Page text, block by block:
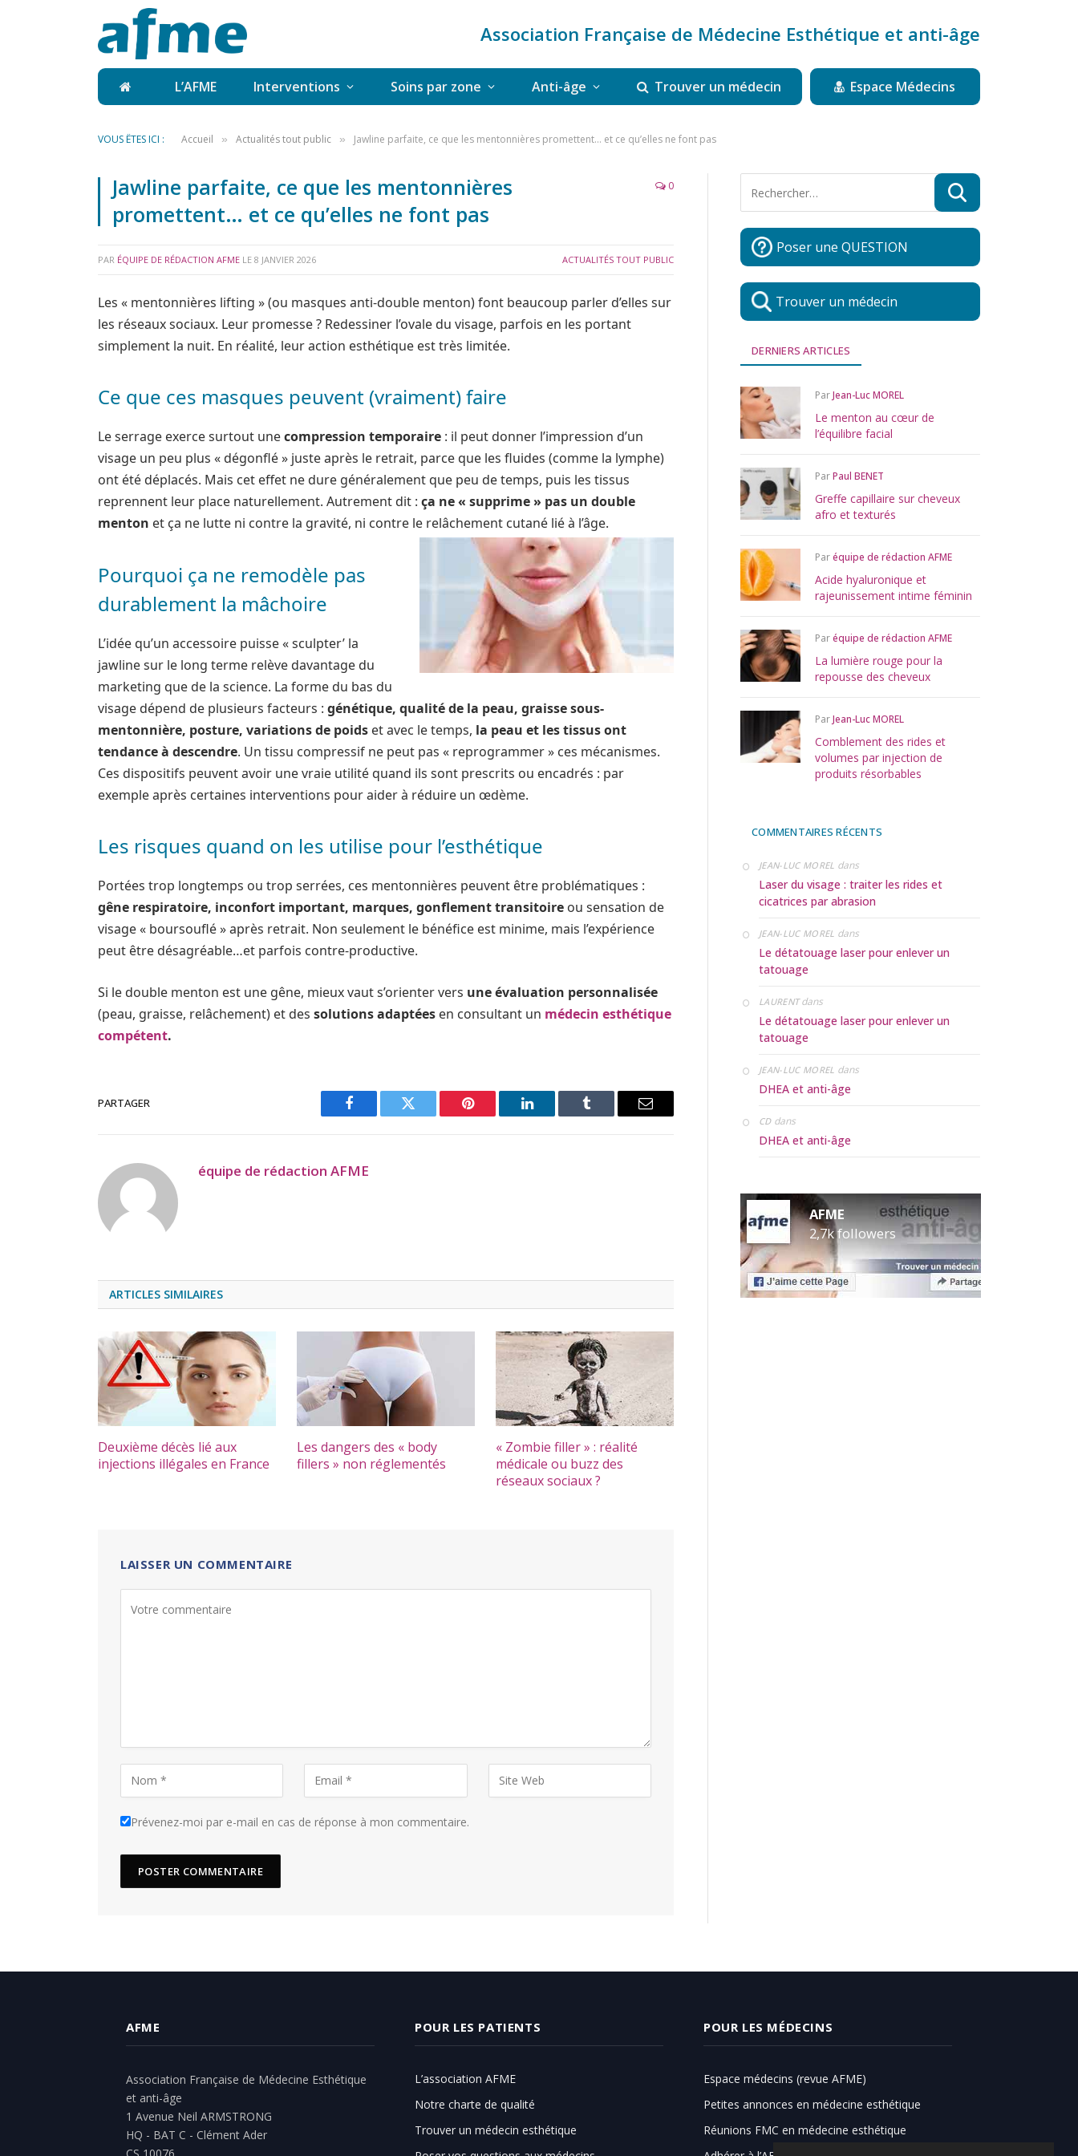
Association Française de Médecine Esthétique et anti-âge
L’AFME Interventions Soins par zone Anti-âge Trouver un médecin Espace Médecins
VOUS ÊTES ICI : Accueil » Actualités tout public » Jawline parfaite, ce que les mentonnières promettent… et ce qu’elles ne font pas
Jawline parfaite, ce que les mentonnières
promettent… et ce qu’elles ne font pas
0
PAR ÉQUIPE DE RÉDACTION AFME LE 8 JANVIER 2026 ACTUALITÉS TOUT PUBLIC
Les « mentonnières lifting » (ou masques anti-double menton) font beaucoup parler d’elles sur
les réseaux sociaux. Leur promesse ? Redessiner l’ovale du visage, parfois en les portant
simplement la nuit. En réalité, leur action esthétique est très limitée.
Ce que ces masques peuvent (vraiment) faire
Le serrage exerce surtout unecompression temporaire : il peut donner l’impression d’un
visage un peu plus « dégonflé » juste après le retrait, parce que les fluides (comme la lymphe)
ont été déplacés. Mais cet effet ne dure généralement que peu de temps, puis les tissus
reprennent leur place naturellement. Autrement dit : ça ne « supprime » pas un double
menton et ça ne lutte ni contre la gravité, ni contre le relâchement cutané lié à l’âge.
Pourquoi ça ne remodèle pas
durablement la mâchoire
L’idée qu’un accessoire puisse « sculpter’ la
jawline sur le long terme relève davantage du
marketing que de la science. La forme du bas du
visage dépend de plusieurs facteurs : génétique, qualité de la peau, graisse sous-
mentonnière, posture, variations de poids et avec le temps, la peau et les tissus ont
tendance à descendre. Un tissu compressif ne peut pas « reprogrammer » ces mécanismes.
Ces dispositifs peuvent avoir une vraie utilité quand ils sont prescrits ou encadrés : par
exemple après certaines interventions pour aider à réduire un œdème.
Les risques quand on les utilise pour l’esthétique
Portées trop longtemps ou trop serrées, ces mentonnières peuvent être problématiques :
gêne respiratoire, inconfort important, marques, gonflement transitoire ou sensation de
visage « boursouflé » après retrait. Non seulement le bénéfice est minime, mais l’expérience
peut être désagréable…et parfois contre-productive.
Si le double menton est une gêne, mieux vaut s’orienter vers une évaluation personnalisée
(peau, graisse, relâchement) et des solutions adaptées en consultant un médecin esthétique
compétent.
PARTAGER
Facebook Twitter Pinterest LinkedIn Tumblr Email
équipe de rédaction AFME
ARTICLES SIMILAIRES
Deuxième décès lié aux
injections illégales en France
Les dangers des « body
fillers » non réglementés
« Zombie filler » : réalité
médicale ou buzz des
réseaux sociaux ?
LAISSER UN COMMENTAIRE
Prévenez-moi par e-mail en cas de réponse à mon commentaire.
Poser une QUESTION
Trouver un médecin
DERNIERS ARTICLES
ParJean-Luc MOREL
Le menton au cœur de
l’équilibre facial
ParPaul BENET
Greffe capillaire sur cheveux
afro et texturés
Paréquipe de rédaction AFME
Acide hyaluronique et
rajeunissement intime féminin
Paréquipe de rédaction AFME
La lumière rouge pour la
repousse des cheveux
ParJean-Luc MOREL
Comblement des rides et
volumes par injection de
produits résorbables
COMMENTAIRES RÉCENTS
JEAN-LUC MOREL dans
Laser du visage : traiter les rides et
cicatrices par abrasion
JEAN-LUC MOREL dans
Le détatouage laser pour enlever un
tatouage
LAURENTdans
Le détatouage laser pour enlever un
tatouage
JEAN-LUC MOREL dans
DHEA et anti-âge
CDdans
DHEA et anti-âge
AFME
2,7k followers
AFME
Association Française de Médecine Esthétique
et anti-âge
1 Avenue Neil ARMSTRONG
HQ - BAT C - Clément Ader
POUR LES PATIENTS
L’association AFME
Notre charte de qualité
Trouver un médecin esthétique
POUR LES MÉDECINS
Espace médecins (revue AFME)
Petites annonces en médecine esthétique
Réunions FMC en médecine esthétique